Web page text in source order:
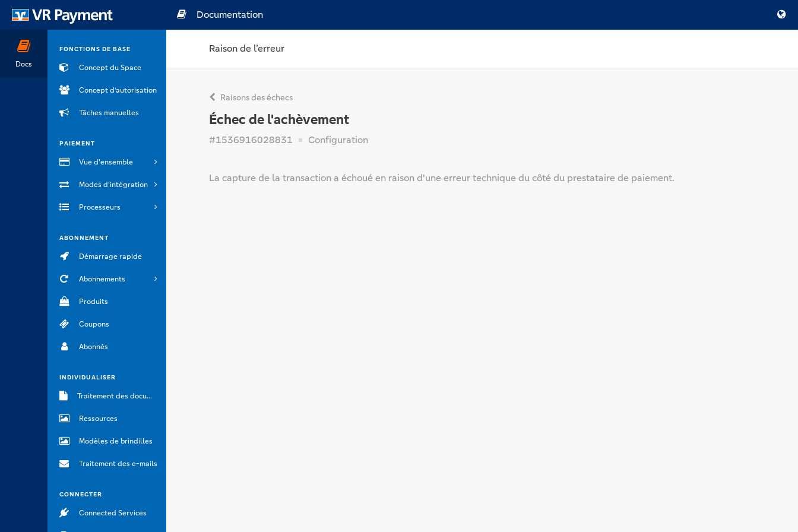
Docs
FONCTIONS DE BASE
Concept du Space
Concept d’autorisation
Tâches manuelles
PAIEMENT
Vue d'ensemble
Modes d'intégration
Processeurs
ABONNEMENT
Démarrage rapide
Abonnements
Produits
Coupons
Abonnés
INDIVIDUALISER
Traitement des documents
Ressources
Modèles de brindilles
Traitement des e-mails
CONNECTER
Connected Services
Documentation
Raison de l’erreur
Raisons des échecs
Échec de l'achèvement
#1536916028831 Configuration
La capture de la transaction a échoué en raison d'une erreur technique du côté du prestataire de paiement.